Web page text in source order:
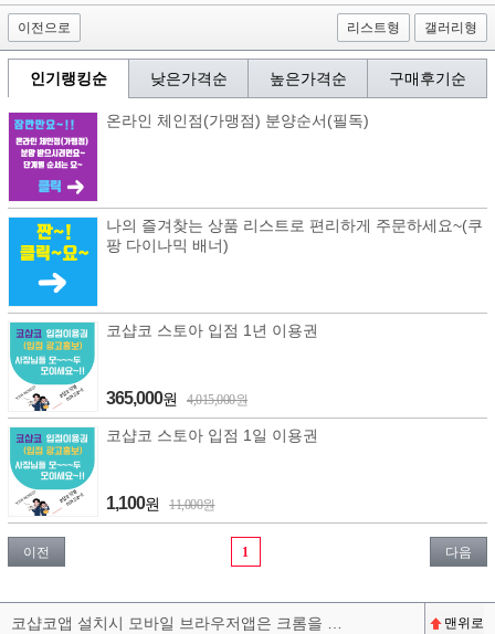
이전으로 리스트형 갤러리형
인기랭킹순 낮은가격순 높은가격순 구매후기순
온라인 체인점(가맹점) 분양순서(필독)
나의 즐겨찾는 상품 리스트로 편리하게 주문하세요~(쿠
팡 다이나믹 배너)
코샵코 스토아 입점 1년 이용권
365,000원 4,015,000원
코샵코 스토아 입점 1일 이용권
1,100원 11,000원
이전 1 다음
맨위로